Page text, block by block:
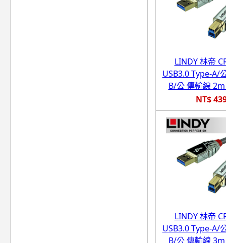
LINDY 林帝
USB3.0 Type-A/
B/公 傳輸線
NT$
LINDY 林帝
USB3.0 Type-A/
B/公 傳輸線